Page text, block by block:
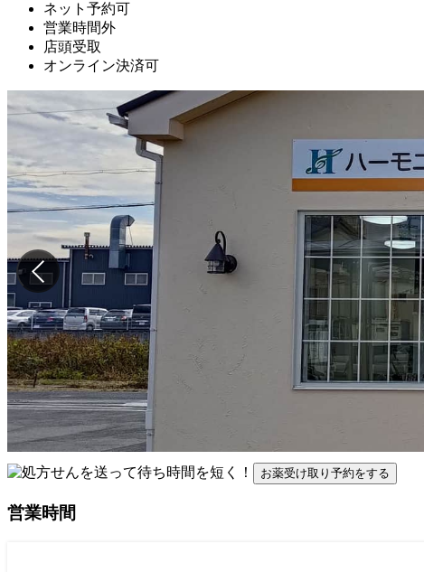
ネット予約可
営業時間外
店頭受取
オンライン決済可
お薬受け取り予約をする
営業時間